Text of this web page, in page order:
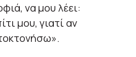
να μου λέει:
μου, γιατί αν